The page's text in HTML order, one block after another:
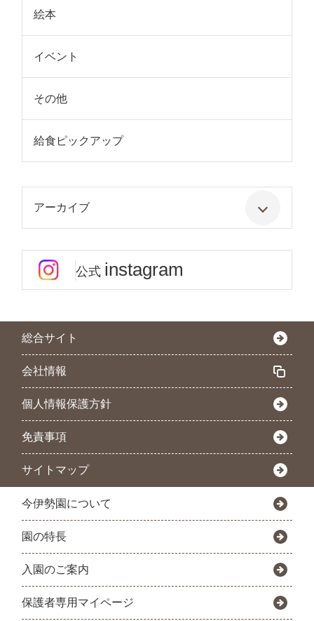
絵本
イベント
その他
給食ピックアップ
アーカイブ
公式 instagram
総合サイト
会社情報
個人情報保護方針
免責事項
サイトマップ
今伊勢園について
園の特長
入園のご案内
保護者専用マイページ